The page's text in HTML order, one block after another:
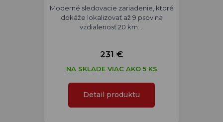
Moderné sledovacie zariadenie, ktoré
dokáže lokalizovať až 9 psov na
vzdialenosť 20 km.…
231 €
NA SKLADE VIAC AKO 5 KS
Detail produktu